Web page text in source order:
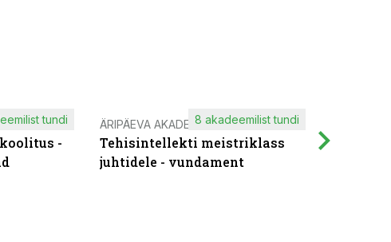
-
tundi ÄRIPÄEVA AKADEEMIA
Tehisintellekti meistriklass
juhtidele - vundament
8 akadeemilist tundi